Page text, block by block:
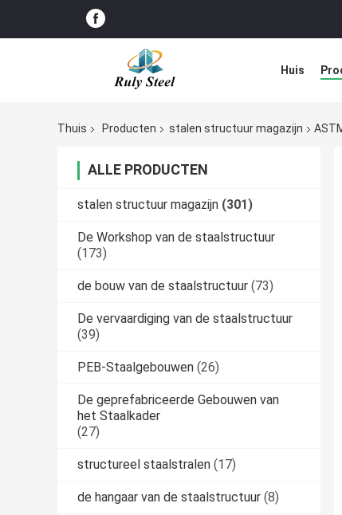
Huis
Thuis
Producten stalen structuur magazijn
ALLE PRODUCTEN
stalen structuur magazijn (301)
De Workshop van de staalstructuur
(173)
de bouw van de staalstructuur (73)
De vervaardiging van de staalstructuur
(39)
PEB-Staalgebouwen (26)
De geprefabriceerde Gebouwen van
het Staalkader
(27)
structureel staalstralen (17)
de hangaar van de staalstructuur (8)